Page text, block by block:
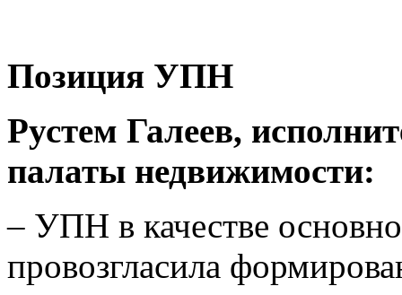
Позиция УПН
Рустем Галеев,
палаты недвижимости:
– УПН в качестве
провозгласила